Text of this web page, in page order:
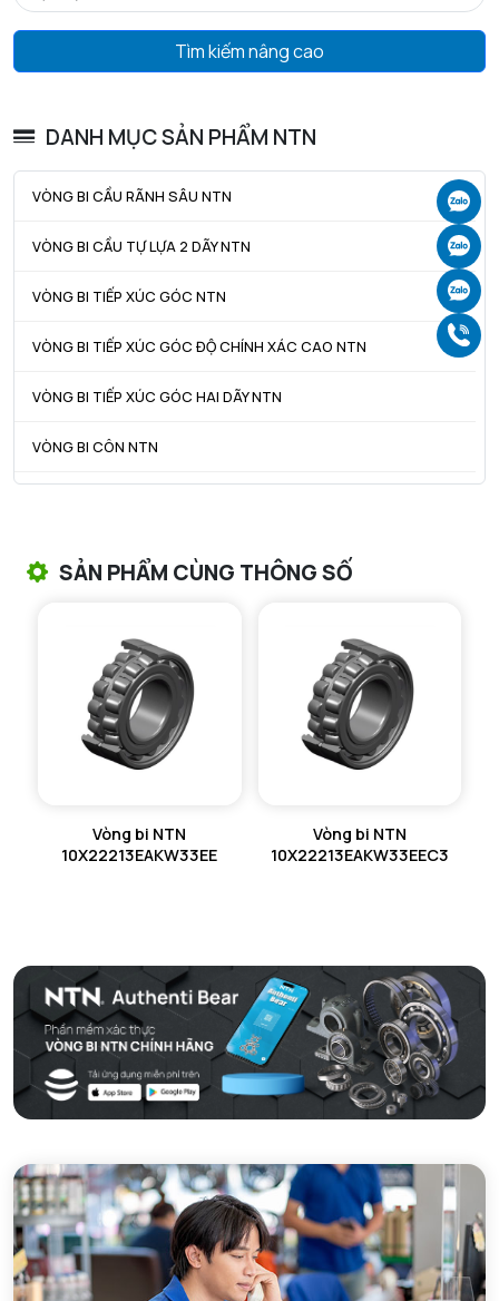
Tìm kiếm nâng cao
DANH MỤC SẢN PHẨM NTN
VÒNG BI CẦU RÃNH SÂU NTN
VÒNG BI CẦU TỰ LỰA 2 DÃY NTN
VÒNG BI TIẾP XÚC GÓC NTN
VÒNG BI TIẾP XÚC GÓC ĐỘ CHÍNH XÁC CAO NTN
VÒNG BI TIẾP XÚC GÓC HAI DÃY NTN
VÒNG BI CÔN NTN
VÒNG BI KIM NTN
VÒNG BI CHẶN TRỤC NTN
VÒNG BI LĂN TRỤ ĐẨY NTN
GỐI ĐỠ 2 NỬA NTN
Tmin - Nhiệt độ hoạt động tối thiểu -20 °C
Tmax - Nhiệt độ hoạt động tối đa 110 °C
GIỚI HẠN
da min - Đường kính vai tối thiểu IR 74 mm
75,3 mm
db - Đường kính tối thiểu cho ống lót 0 mm
Da max - Đường kính vai tối đa OR 116,5 mm
ra max - Bán kính góc lượn tối đa trục & vỏ 1,5 mm
SẢN PHẨM CÙNG THÔNG SỐ
Vòng bi NTN
10X22213EAKW33EE
Vòng bi NTN
10X22213EAKW33EEC3